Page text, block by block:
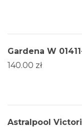
Gardena W
140.00 zł
Astralpool